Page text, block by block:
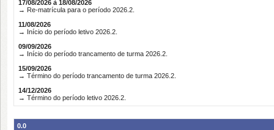
17/08/2026 à 18/08/2026
→ Re-matrícula para o período 2026.2.
11/08/2026
→ Início do período letivo 2026.2.
09/09/2026
→ Início do período trancamento de turma 2026.2.
15/09/2026
→ Término do período trancamento de turma 2026.2.
14/12/2026
→ Término do período letivo 2026.2.
0.0